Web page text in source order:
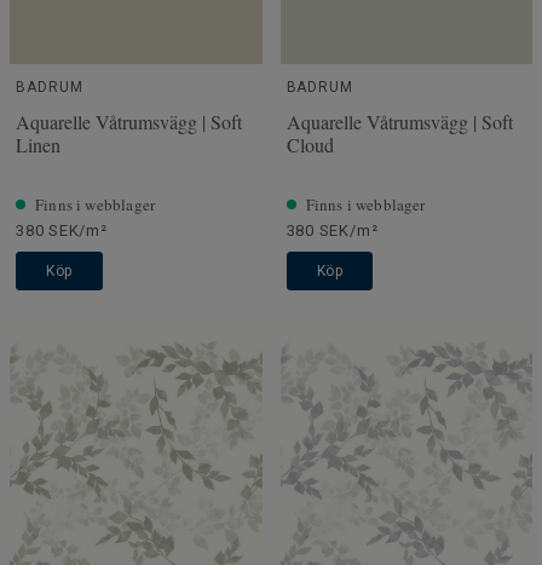
BADRUM
Aquarelle Våtrumsvägg | Soft
Linen
Finns i webblager
380 SEK/m²
Köp
BADRUM
Aquarelle Våtrumsvägg | Soft
Cloud
Finns i webblager
380 SEK/m²
Köp